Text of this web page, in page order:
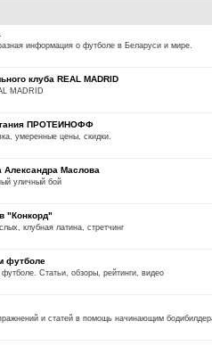
информация о футболе в Беларуси и мире.
клуба REAL MADRID
MADRID
ПРОТЕИНОФФ
умеренные цены, скидки.
Александра Маслова
уличный бой
"Конкорд"
клубная латина, стретчинг
футболе
Статьи, обзоры, рейтинги, видео
и статей в помощь начинающим